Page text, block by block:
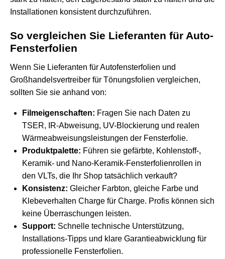
Installationen konsistent durchzuführen.
So vergleichen Sie Lieferanten für Auto-
Fensterfolien
Wenn Sie Lieferanten für Autofensterfolien und
Großhandelsvertreiber für Tönungsfolien vergleichen,
sollten Sie sie anhand von:
Filmeigenschaften: Fragen Sie nach Daten zu
TSER, IR-Abweisung, UV-Blockierung und realen
Wärmeabweisungsleistungen der Fensterfolie.
Produktpalette: Führen sie gefärbte, Kohlenstoff-,
Keramik- und Nano-Keramik-Fensterfolienrollen in
den VLTs, die Ihr Shop tatsächlich verkauft?
Konsistenz: Gleicher Farbton, gleiche Farbe und
Klebeverhalten Charge für Charge. Profis können sich
keine Überraschungen leisten.
Support: Schnelle technische Unterstützung,
Installations-Tipps und klare Garantieabwicklung für
professionelle Fensterfolien.